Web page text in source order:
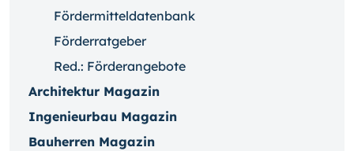
Fördermitteldatenbank
Förderratgeber
Red.: Förderangebote
Architektur Magazin
Ingenieurbau Magazin
Bauherren Magazin